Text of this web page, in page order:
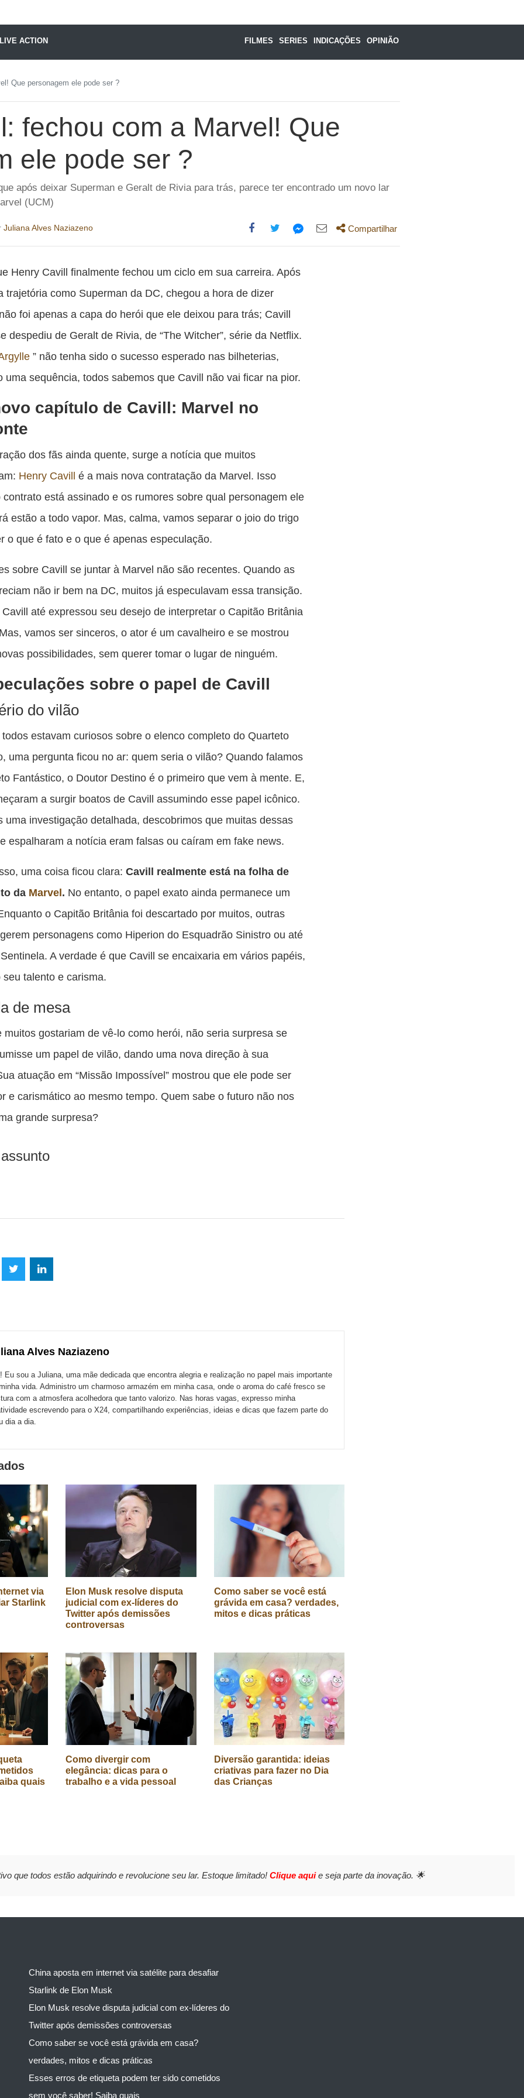
LIVE ACTION FILMES SERIES INDICAÇÕES OPINIÃO
Que personagem ele pode ser ?
fechou com a Marvel! Que
ele pode ser ?
após deixar Superman e Geralt de Rivia para trás, parece ter encontrado um novo lar
(UCM)
Juliana Alves Naziazeno
Compartilhe
esta
Facebook
Compartilhe
esta
Twitter
Compartilhe
esta
Compartilhe
Compartilhar
Henry Cavill finalmente fechou um ciclo em sua carreira. Após
trajetória como Superman da DC, chegou a hora de dizer
foi apenas a capa do herói que ele deixou para trás; Cavill
despediu de Geralt de Rivia, de “The Witcher”, série da Netflix.
” não tenha sido o sucesso esperado nas bilheterias,
uma sequência, todos sabemos que Cavill não vai ficar na pior.
capítulo de Cavill: Marvel no
dos fãs ainda quente, surge a notícia que muitos
Henry Cavill é a mais nova contratação da Marvel. Isso
contrato está assinado e os rumores sobre qual personagem ele
estão a todo vapor. Mas, calma, vamos separar o joio do trigo
o que é fato e o que é apenas especulação.
sobre Cavill se juntar à Marvel não são recentes. Quando as
não ir bem na DC, muitos já especulavam essa transição.
até expressou seu desejo de interpretar o Capitão Britânia
vamos ser sinceros, o ator é um cavalheiro e se mostrou
possibilidades, sem querer tomar o lugar de ninguém.
sobre o papel de Cavill
do vilão
estavam curiosos sobre o elenco completo do Quarteto
uma pergunta ficou no ar: quem seria o vilão? Quando falamos
Fantástico, o Doutor Destino é o primeiro que vem à mente. E,
a surgir boatos de Cavill assumindo esse papel icônico.
uma investigação detalhada, descobrimos que muitas dessas
espalharam a notícia eram falsas ou caíram em fake news.
uma coisa ficou clara:Cavill realmente está na folha de
da Marvel. No entanto, o papel exato ainda permanece um
o Capitão Britânia foi descartado por muitos, outras
personagens como Hiperion do Esquadrão Sinistro ou até
A verdade é que Cavill se encaixaria em vários papéis,
seu talento e carisma.
de mesa
muitos gostariam de vê-lo como herói, não seria surpresa se
um papel de vilão, dando uma nova direção à sua
atuação em “Missão Impossível” mostrou que ele pode ser
e carismático ao mesmo tempo. Quem sabe o futuro não nos
grande surpresa?
Alves Naziazeno
Eu sou a Juliana, uma mãe dedicada que encontra alegria e realização no papel mais importante
vida. Administro um charmoso armazém em minha casa, onde o aroma do café fresco se
com a atmosfera acolhedora que tanto valorizo. Nas horas vagas, expresso minha
escrevendo para o X24, compartilhando experiências, ideias e dicas que fazem parte do
dia a dia.
via
Starlink
Elon Musk resolve disputa
judicial com ex-líderes do
Twitter após demissões
controversas
Como saber se você está
grávida em casa? verdades,
mitos e dicas práticas
quais
Como divergir com
elegância: dicas para o
trabalho e a vida pessoal
Diversão garantida: ideias
criativas para fazer no Dia
das Crianças
que todos estão adquirindo e revolucione seu lar. Estoque limitado! Clique aquie seja parte da inovação. 🌟
China aposta em internet via satélite para desafiar
Starlink de Elon Musk
Elon Musk resolve disputa judicial com ex-líderes do
Twitter após demissões controversas
Como saber se você está grávida em casa?
verdades, mitos e dicas práticas
Esses erros de etiqueta podem ter sido cometidos
sem você saber! Saiba quais